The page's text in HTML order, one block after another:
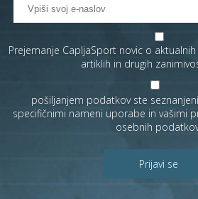
Prejemanje CapljaSport novic o
artiklih in drugih
pošiljanjem podatkov ste
specifičnimi nameni uporabe invašimi
osebnih
Prijavi se